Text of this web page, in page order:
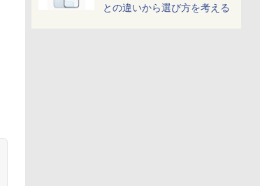
との違いから選び方を考える